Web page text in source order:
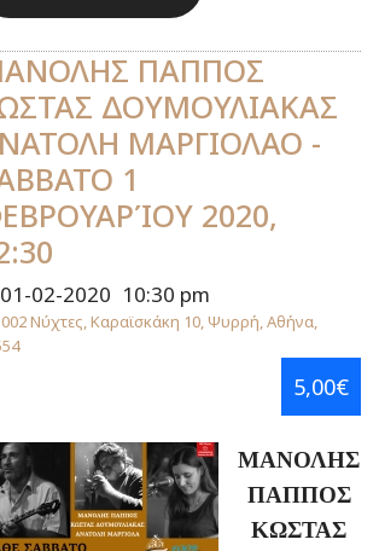
ΠΑΠΠΟΣ
ΔΟΥΜΟΥΛΙΑΚΑΣ
ΜΑΡΓΙΟΛΑΟ -
1
2020,
01-02-2020 10:30 pm
Νύχτες, Καραϊσκάκη 10, Ψυρρή, Αθήνα,
5,00€
ΜΑΝΟΛΗΣ
ΠΑΠΠΟΣ
ΚΩΣΤΑΣ